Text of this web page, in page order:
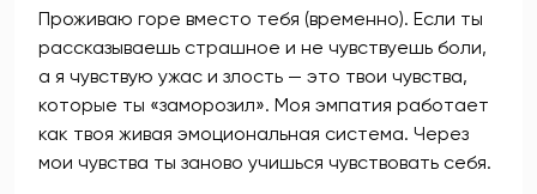
Проживаю горе вместо тебя (временно). Если ты
рассказываешь страшное и не чувствуешь боли,
а я чувствую ужас и злость — это твои чувства,
которые ты «заморозил». Моя эмпатия работает
как твоя живая эмоциональная система. Через
мои чувства ты заново учишься чувствовать себя.